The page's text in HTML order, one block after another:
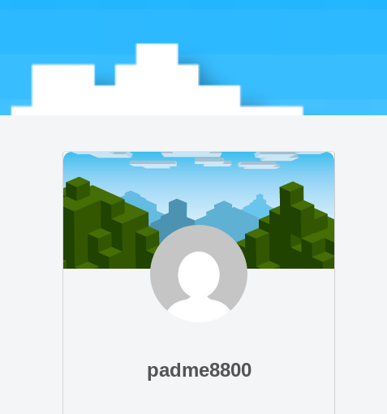
padme8800